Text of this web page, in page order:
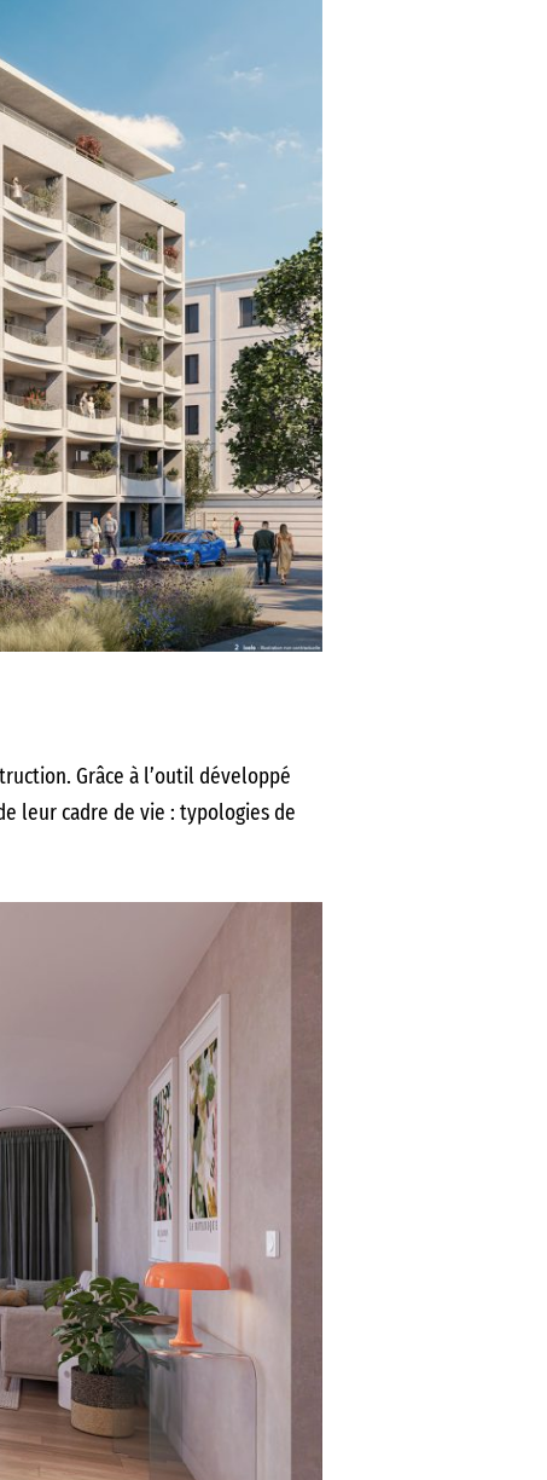
Grâce à l’outil développé
leur cadre de vie : typologies de